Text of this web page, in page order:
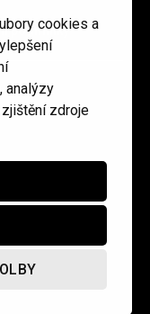
cookies a
analýzy
zdroje
podmínky